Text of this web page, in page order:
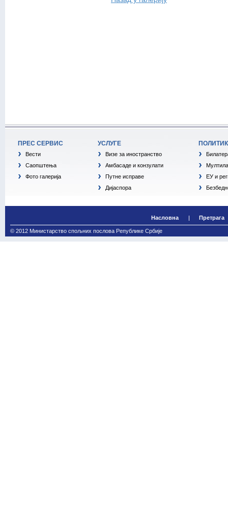
ПРЕС СЕРВИС
Вести
Саопштења
Фото галерија
УСЛУГЕ
Визе за иностранство
Амбасаде и конзулати
Путне исправе
Дијаспора
ЕУ и
Насловна Претрага
© 2012 Министарство спољних послова Републике Србије